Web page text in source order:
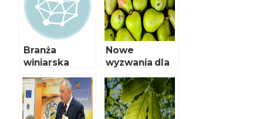
Branża
winiarska
Nowe
wyzwania dla
ekoproducen
tów